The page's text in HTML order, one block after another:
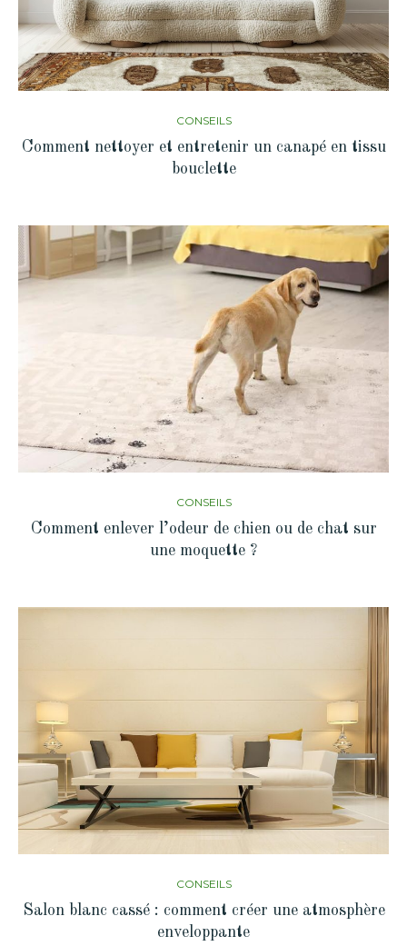
CONSEILS
Comment nettoyer et entretenir un canapé en tissu
bouclette
CONSEILS
Comment enlever l’odeur de chien ou de chat sur
une moquette ?
CONSEILS
Salon blanc cassé : comment créer une atmosphère
enveloppante